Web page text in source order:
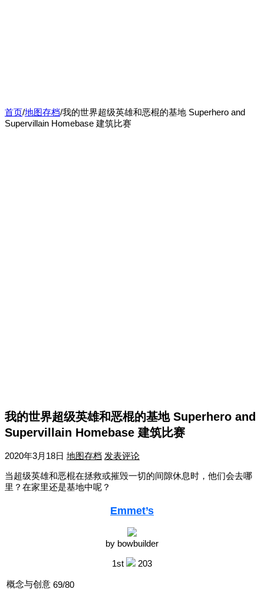
首页/地图存档/我的世界超级英雄和恶棍的基地 Superhero and
Supervillain Homebase 建筑比赛
我的世界超级英雄和恶棍的基地 Superhero and
Supervillain Homebase 建筑比赛
2020年3月18日 地图存档 发表评论
当超级英雄和恶棍在拯救或摧毁一切的间隙休息时，他们会去哪
里？在家里还是基地中呢？
Emmet’s
by bowbuilder
1st
203
概念与创意 69/80